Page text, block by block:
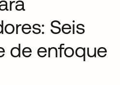
Seis
de enfoque